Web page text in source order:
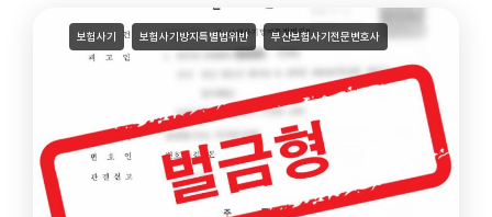
보험사기 보험사기방지특별법위반 부산보험사기전문변호사